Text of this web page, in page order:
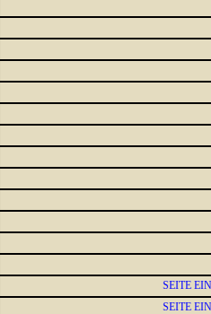
SEITE
SEITE